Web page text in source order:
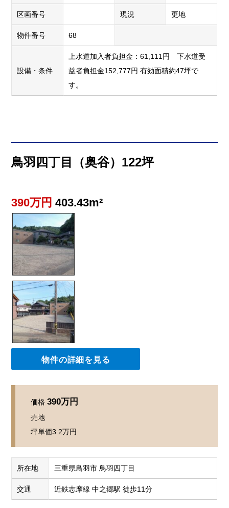
区画番号 現況 更地
物件番号 68
設備・条件
上水道加入者負担金：61,111円 下水道受
益者負担金152,777円 有効面積約47坪で
す。
鳥羽四丁目（奥谷）122坪
390万円 403.43m²
物件の詳細を見る
価格 390万円
売地
坪単価3.2万円
所在地 三重県鳥羽市 鳥羽四丁目
交通 近鉄志摩線 中之郷駅 徒歩11分